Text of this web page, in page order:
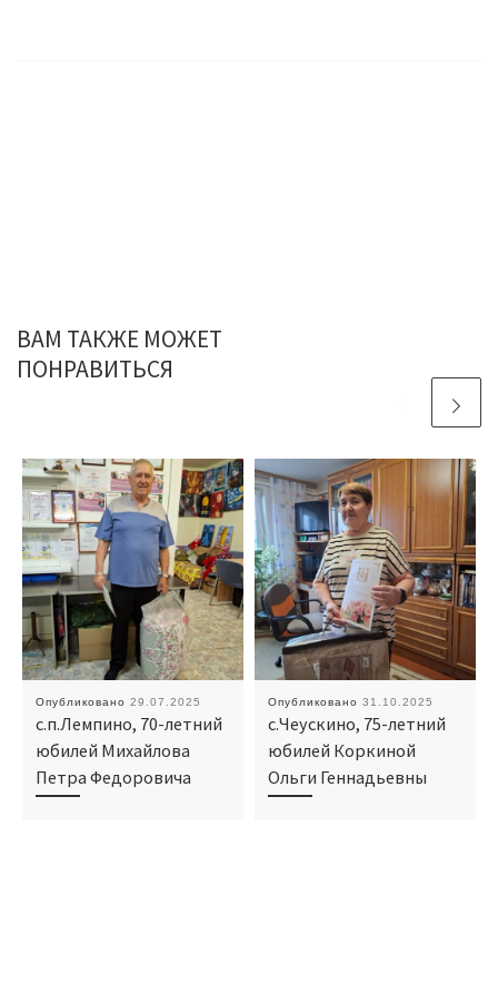
ВАМ ТАКЖЕ МОЖЕТ
ПОНРАВИТЬСЯ
Опубликовано 29.07.2025
с.п.Лемпино, 70-летний
юбилей Михайлова
Петра Федоровича
Опубликовано 31.10.2025
с.Чеускино, 75-летний
юбилей Коркиной
Ольги Геннадьевны